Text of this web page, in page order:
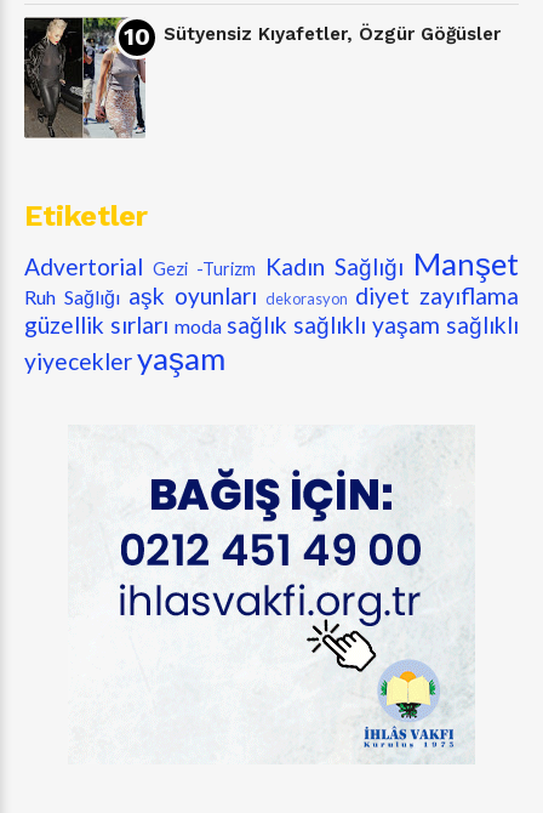
Sütyensiz Kıyafetler, Özgür Göğüsler
Etiketler
Advertorial Gezi -Turizm Kadın Sağlığı Manşet
Ruh Sağlığı aşk oyunları dekorasyon diyet zayıflama
güzellik sırları moda sağlık sağlıklı yaşam sağlıklı
yiyecekleryaşam